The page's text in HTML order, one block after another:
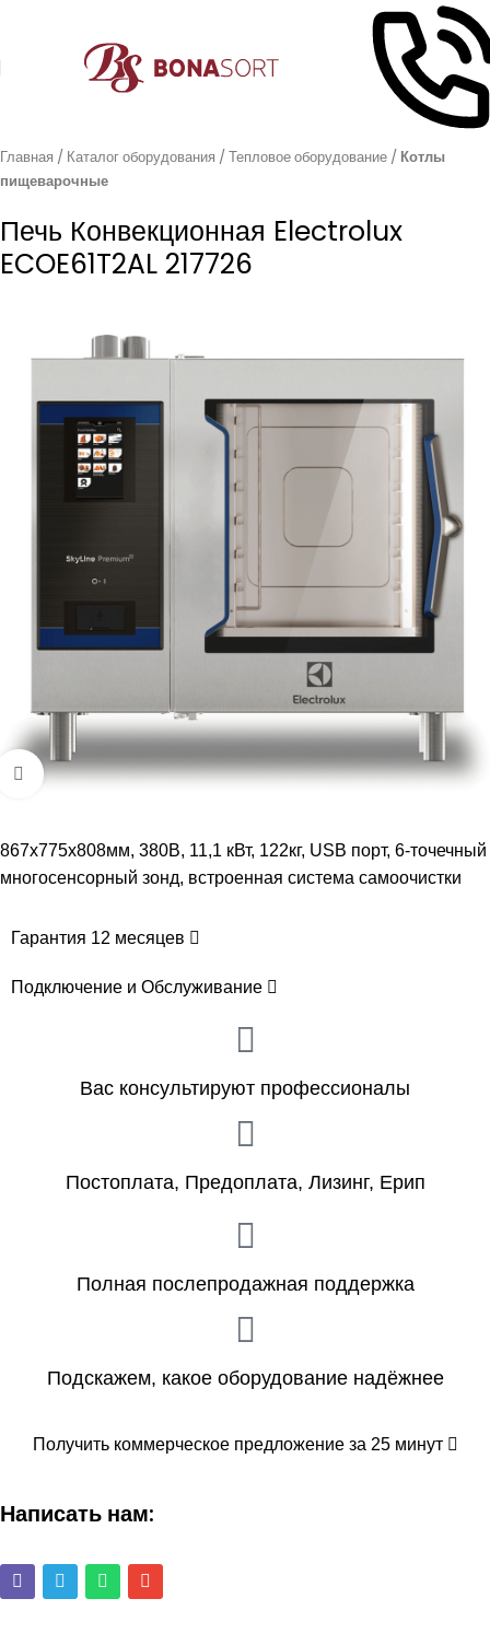
Главная Каталог оборудования Тепловое оборудование
Котлы
пищеварочные
Печь Конвекционная Electrolux
ECOE61T2AL 217726
Увеличить
867x775x808мм, 380В, 11,1 кВт, 122кг, USB порт, 6-точечный
многосенсорный зонд, встроенная система самоочистки
Гарантия 12 месяцев
Подключение и Обслуживание
Вас консультируют профессионалы
Постоплата, Предоплата, Лизинг, Ерип
Полная послепродажная поддержка
Подскажем, какое оборудование надёжнее
Получить коммерческое предложение за 25 минут
Написать нам: